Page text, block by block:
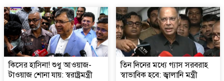
কিসের হাসিনা! শুধু আওয়াজ-
টাওয়াজ শোনা যায়: স্বরাষ্ট্রমন্ত্রী
তিন দিনের মধ্যে গ্যাস সরবরাহ
স্বাভাবিক হবে: জ্বালানি মন্ত্রী